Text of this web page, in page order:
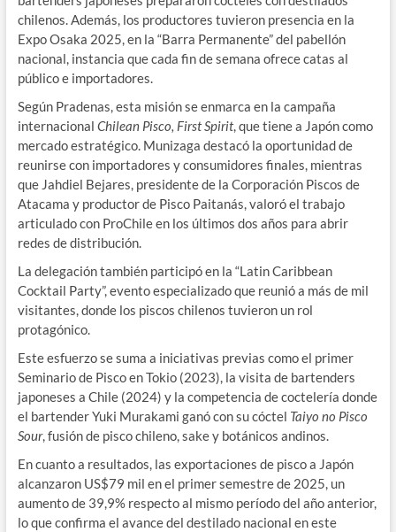
chilenos. Además, los productores tuvieron presencia en la
Expo Osaka 2025, en la “Barra Permanente” del pabellón
nacional, instancia que cada fin de semana ofrece catas al
público e importadores.
Según Pradenas, esta misión se enmarca en la campaña
internacional Chilean Pisco, First Spirit, que tiene a Japón como
mercado estratégico. Munizaga destacó la oportunidad de
reunirse con importadores y consumidores finales, mientras
que Jahdiel Bejares, presidente de la Corporación Piscos de
Atacama y productor de Pisco Paitanás, valoró el trabajo
articulado con ProChile en los últimos dos años para abrir
redes de distribución.
La delegación también participó en la “Latin Caribbean
Cocktail Party”, evento especializado que reunió a más de mil
visitantes, donde los piscos chilenos tuvieron un rol
protagónico.
Este esfuerzo se suma a iniciativas previas como el primer
Seminario de Pisco en Tokio (2023), la visita de bartenders
japoneses a Chile (2024) y la competencia de coctelería donde
el bartender Yuki Murakami ganó con su cóctel Taiyo no Pisco
Sour, fusión de pisco chileno, sake y botánicos andinos.
En cuanto a resultados, las exportaciones de pisco a Japón
alcanzaron US$79 mil en el primer semestre de 2025, un
aumento de 39,9% respecto al mismo período del año anterior,
lo que confirma el avance del destilado nacional en este